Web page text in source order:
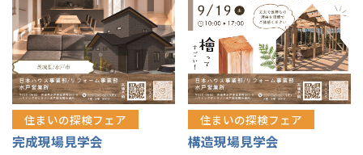
住まいの探検フェア
完成現場見学会
住まいの探検フェア
構造現場見学会